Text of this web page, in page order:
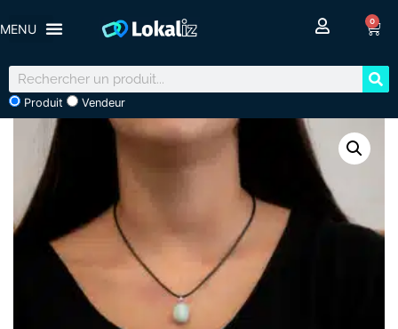
0
Produit Vendeur